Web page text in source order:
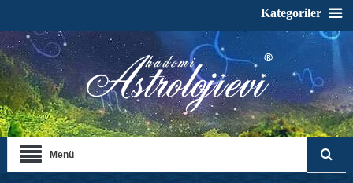
Menü
Kategoriler